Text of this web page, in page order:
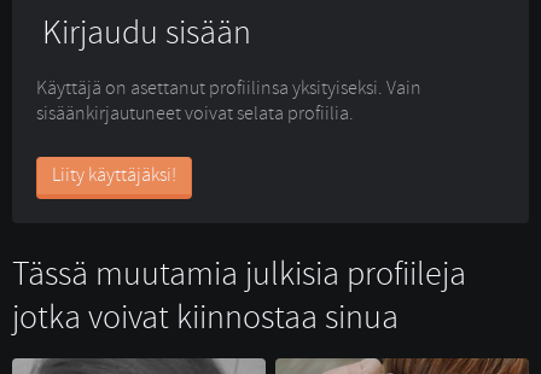
Kirjaudu sisään
Käyttäjä on asettanut profiilinsa yksityiseksi. Vain
sisäänkirjautuneet voivat selata profiilia.
Liity käyttäjäksi!
Tässä muutamia julkisia profiileja
jotka voivat kiinnostaa sinua